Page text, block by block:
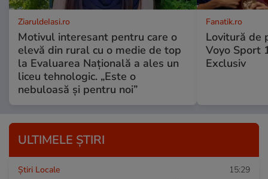
ZiaruldeIasi.ro
Motivul interesant pentru care o
elevă din rural cu o medie de top
la Evaluarea Națională a ales un
liceu tehnologic. „Este o
nebuloasă și pentru noi”
Fanatik.ro
Lovitură de
Voyo Sport
Exclusiv
ULTIMELE ȘTIRI
Știri Locale 15:29